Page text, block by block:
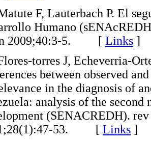
F, Lauterbach P. El
Humano
2009;40:3-5. [ Links ]
torres J, Echeverria-
between observed
in the diagnosis of
analysis of the
(SENACREDH).
53. [ Links ]